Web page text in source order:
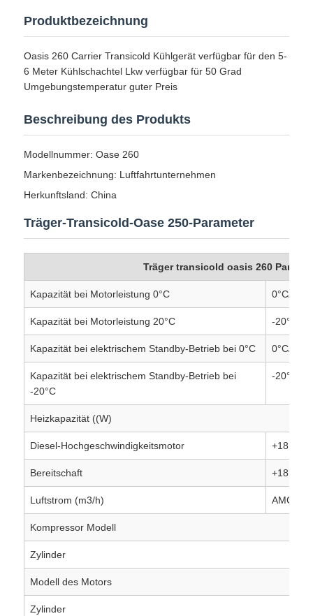
Produktbezeichnung
Oasis 260 Carrier Transicold Kühlgerät verfügbar für den 5-
6 Meter Kühlschachtel Lkw verfügbar für 50 Grad
Umgebungstemperatur guter Preis
Beschreibung des Produkts
Modellnummer: Oase 260
Markenbezeichnung: Luftfahrtunternehmen
Herkunftsland: China
Träger-Transicold-Oase 250-Parameter
Träger transicold oasis 260
Kapazität bei Motorleistung 0°C 0°C/30°C
Kapazität bei Motorleistung 20°C -20°C/
Kapazität bei elektrischem Standby-Betrieb bei 0°C 0°C/30°C
Kapazität bei elektrischem Standby-Betrieb bei
-20°C
-20°C/
Heizkapazität ((W)
Diesel-Hochgeschwindigkeitsmotor +18°C/-
Bereitschaft +18°C/-
Luftstrom (m3/h) AMCA
Kompressor Modell
Zylinder
Modell des Motors
Zylinder